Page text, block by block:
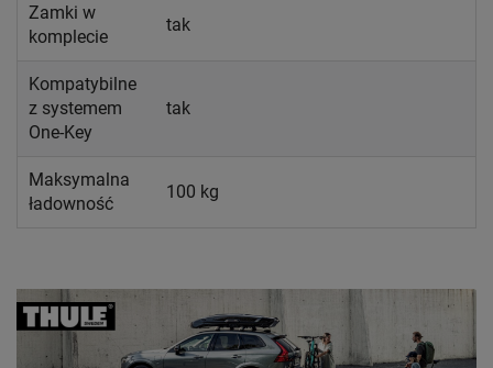
Zamki w
komplecie
tak
Kompatybilne
z systemem
One-Key
tak
Maksymalna
ładowność
100 kg